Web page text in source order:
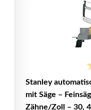
Stanley
mit Säge –
Zähne/Zoll – 30,